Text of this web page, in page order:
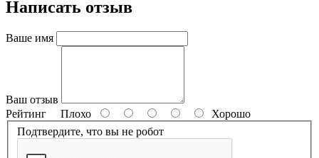
Написать отзыв
Ваше имя
Ваш отзыв
Рейтинг Плохо
Хорошо
Подтвердите, что вы не робот